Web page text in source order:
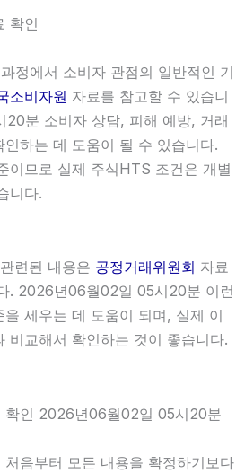
확인
정에서 소비자 관점의 일반적인 기
소비자원 자료를 참고할 수 있습니
분 소비자 상담, 피해 예방, 거래
하는 데 도움이 될 수 있습니다.
이므로 실제 주식HTS 조건은 개별
니다.
련된 내용은 공정거래위원회 자료
. 2026년06월02일 05시20분 이런
세우는 데 도움이 되며, 실제 이
비교해서 확인하는 것이 좋습니다.
확인 2026년06월02일 05시20분
음부터 모든 내용을 확정하기보다